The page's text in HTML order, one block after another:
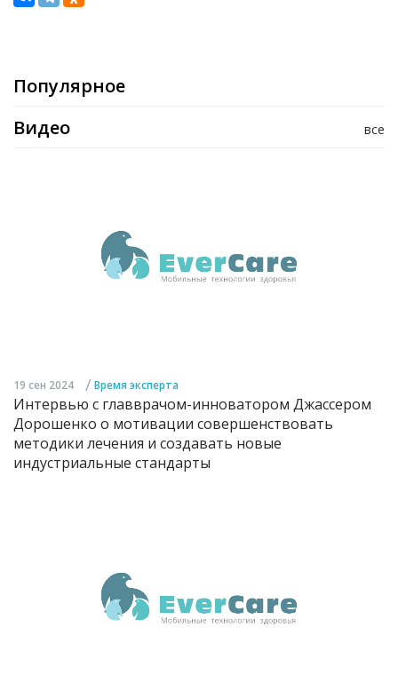
Популярное
все
Видео
19 сен 2024 / Время эксперта
Интервью с главврачом-инноватором Джассером
Дорошенко о мотивации совершенствовать
методики лечения и создавать новые
индустриальные стандарты